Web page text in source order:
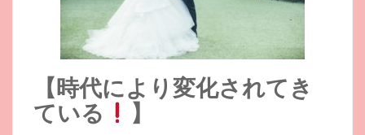
【時代により変化されてき
ている
】